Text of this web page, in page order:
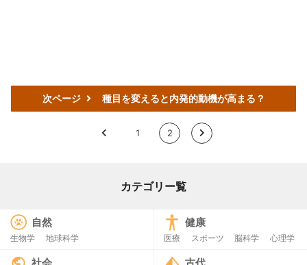
次ページ 種目を変えると内発的動機が高まる？
< 1 2 >
カテゴリー覧
自然
生物学 地球科学
健康
医療 スポーツ 脳科学 心理学